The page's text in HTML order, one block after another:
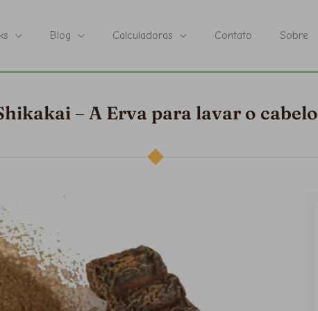
Blog Calculadoras Contato Sobre
– A Erva para lavar o cabelo